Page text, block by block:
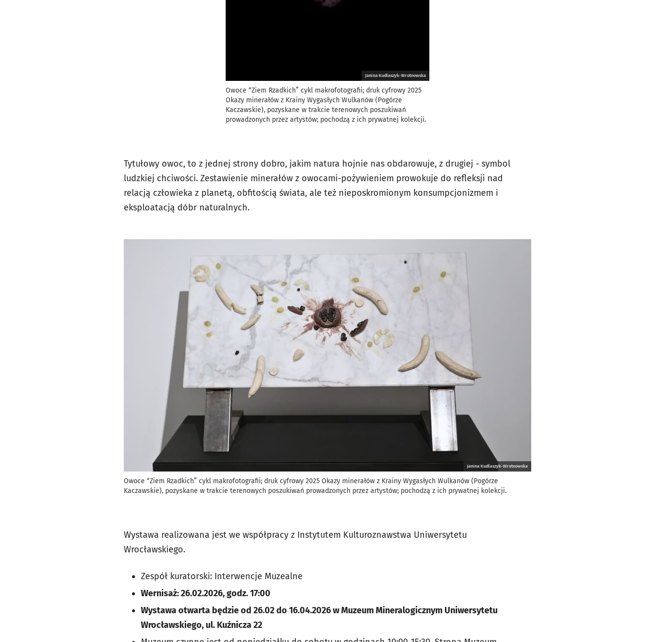
Janina Kudlaszyk-Wrotnowska
Owoce “Ziem Rzadkich” cykl makrofotografii; druk cyfrowy 2025
Okazy minerałów z Krainy Wygasłych Wulkanów (Pogórze
Kaczawskie), pozyskane w trakcie terenowych poszukiwań
prowadzonych przez artystów; pochodzą z ich prywatnej kolekcji.
Tytułowy owoc, to z jednej strony dobro, jakim natura hojnie nas obdarowuje, z drugiej - symbol
ludzkiej chciwości. Zestawienie minerałów z owocami-pożywieniem prowokuje do refleksji nad
relacją człowieka z planetą, obfitością świata, ale też nieposkromionym konsumpcjonizmem i
eksploatacją dóbr naturalnych.
Janina Kudlaszyk-Wrotnowska
Owoce “Ziem Rzadkich” cykl makrofotografii; druk cyfrowy 2025 Okazy minerałów z Krainy Wygasłych Wulkanów (Pogórze
Kaczawskie), pozyskane w trakcie terenowych poszukiwań prowadzonych przez artystów; pochodzą z ich prywatnej kolekcji.
Wystawa realizowana jest we współpracy z Instytutem Kulturoznawstwa Uniwersytetu
Wrocławskiego.
Zespół kuratorski: Interwencje Muzealne
Wernisaż: 26.02.2026, godz. 17:00
Wystawa otwarta będzie od 26.02 do 16.04.2026 w Muzeum Mineralogicznym Uniwersytetu
Wrocławskiego, ul. Kuźnicza 22